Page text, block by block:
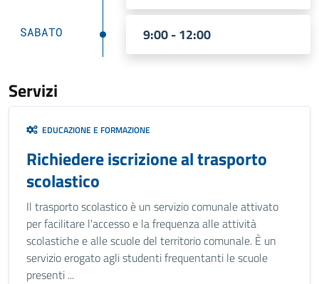
SABATO 9:00 - 12:00
Servizi
EDUCAZIONE E FORMAZIONE
Richiedere iscrizione al trasporto
scolastico
Il trasporto scolastico è un servizio comunale attivato
per facilitare l'accesso e la frequenza alle attività
scolastiche e alle scuole del territorio comunale. È un
servizio erogato agli studenti frequentanti le scuole
presenti ...